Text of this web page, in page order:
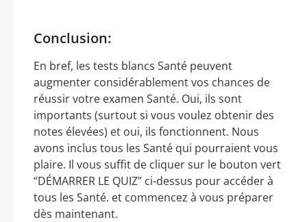
Conclusion:
En bref, les tests blancs Santé peuvent
augmenter considérablement vos chances de
réussir votre examen Santé. Oui, ils sont
importants (surtout si vous voulez obtenir des
notes élevées) et oui, ils fonctionnent. Nous
avons inclus tous les Santé qui pourraient vous
plaire. Il vous suffit de cliquer sur le bouton vert
“DÉMARRER LE QUIZ” ci-dessus pour accéder à
tous les Santé. et commencez à vous préparer
dès maintenant.